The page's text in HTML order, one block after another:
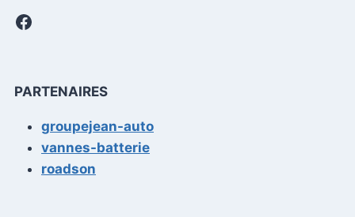
Facebook
PARTENAIRES
groupejean-auto
vannes-batterie
roadson